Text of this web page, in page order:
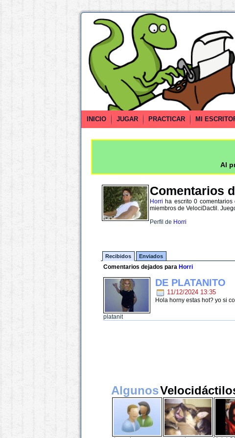
INICIO JUGAR PRACTICAR MI
Al
Comentarios
Horri ha escrito 0
miembros de VelociDactil.
Perfil de Horri
Recibidos Enviados
Comentarios dejados para Horri
platanit
DE PLATANITO
11/12/2024 13:35
Hola horny estas hot? yo si
Algunos